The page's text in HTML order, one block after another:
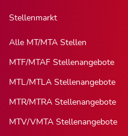
Stellenmarkt
Alle MT/MTA Stellen
MTF/MTAF Stellenangebote
MTL/MTLA Stellenangebote
MTR/MTRA Stellenangebote
MTV/VMTA Stellenangebote